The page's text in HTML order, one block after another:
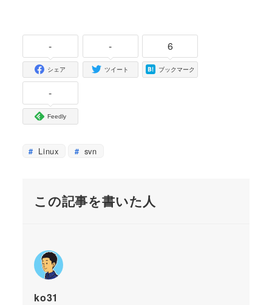
-
シェア
-
ツイート
6
ブックマーク
-
Feedly
Linux svn
この記事を書いた人
ko31